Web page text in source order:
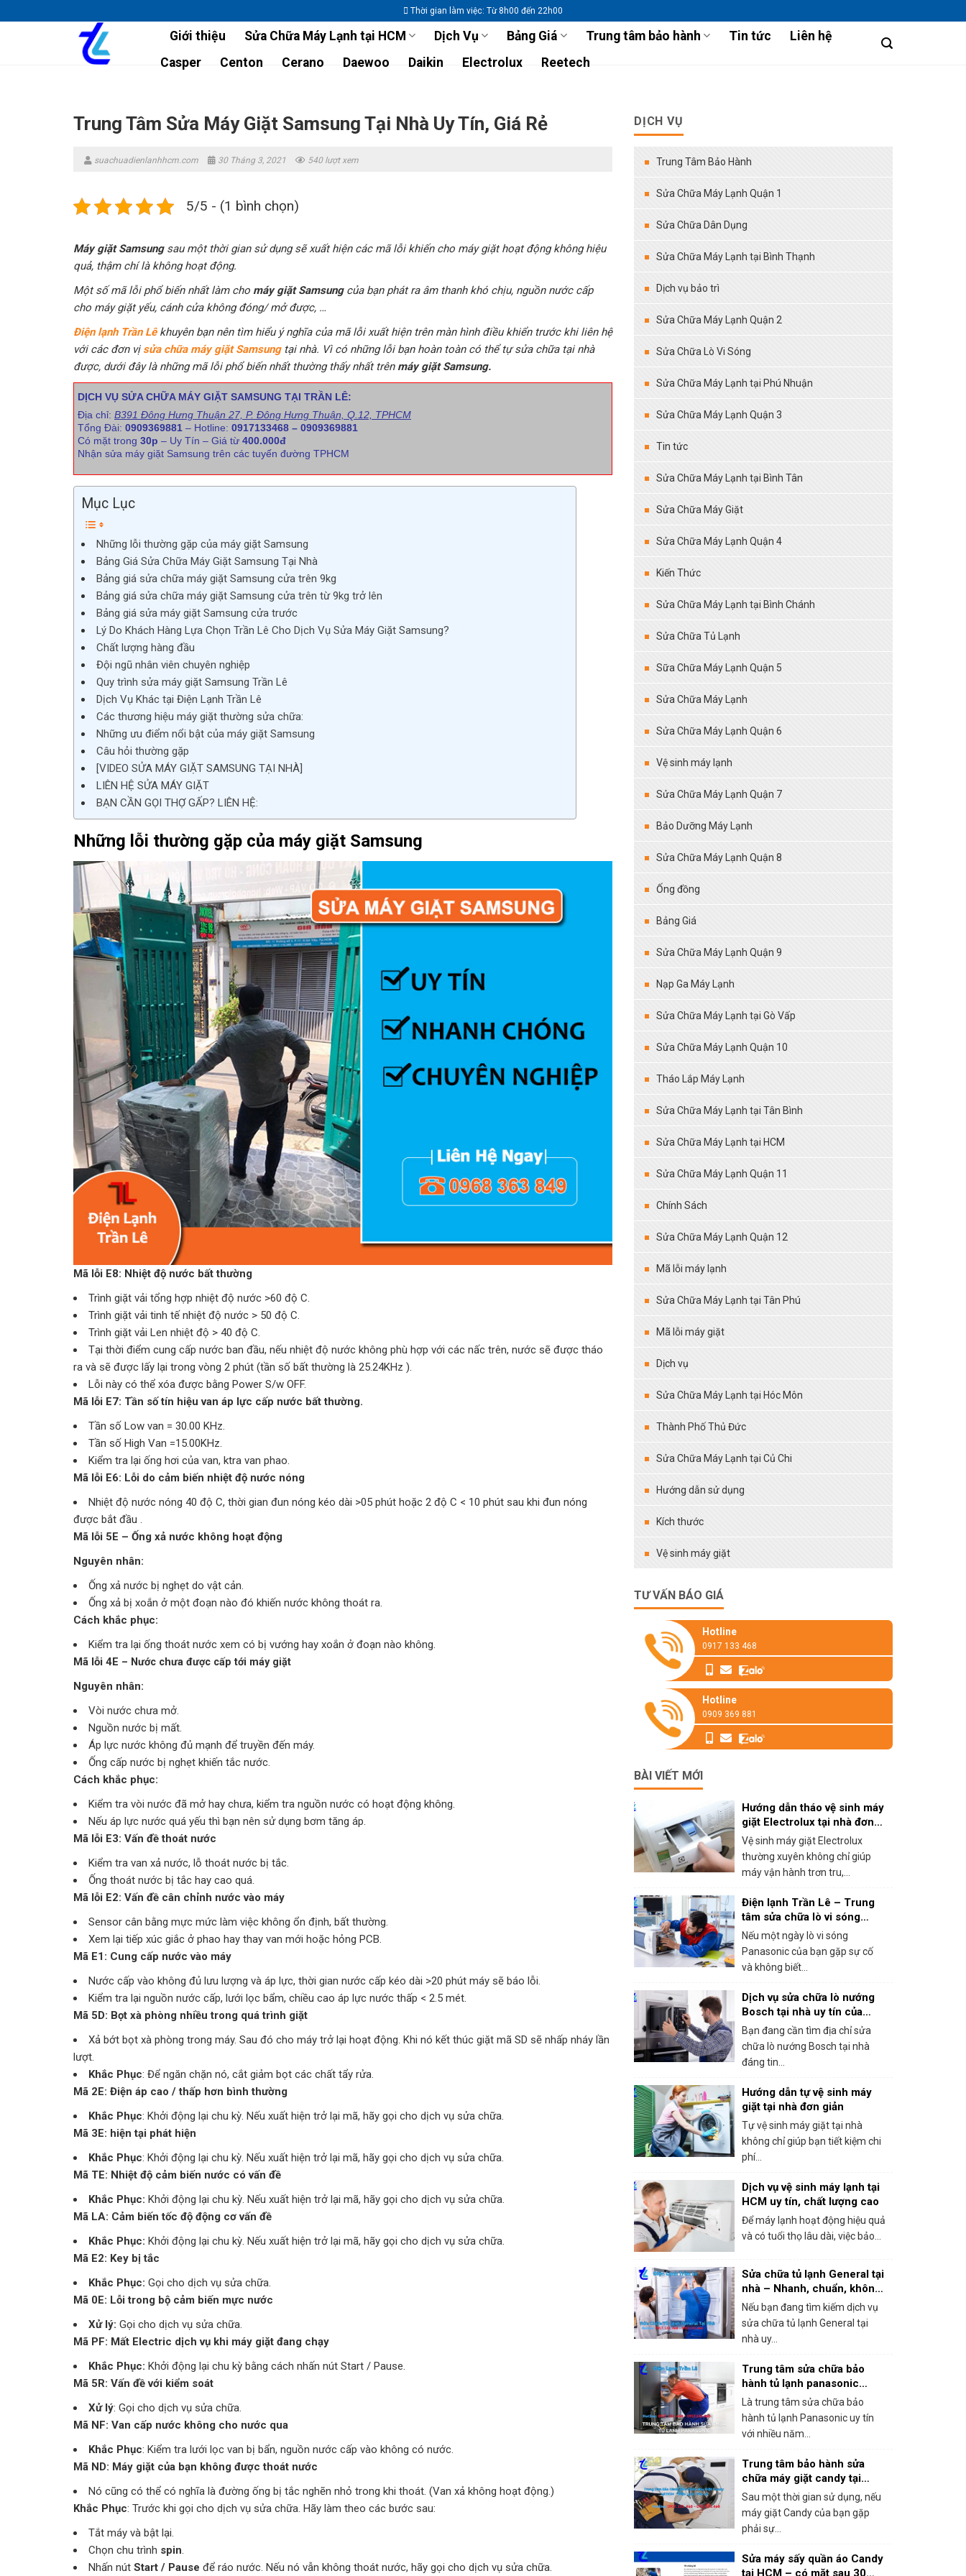
to
Thời gian làm việc: Từ 8h00 đến 22h00
Giới thiệu Sửa Chữa Máy Lạnh tại HCM Dịch Vụ Bảng Giá Trung tâm bảo hành Tin tức
Liên hệ
Casper
Centon Cerano Daewoo Daikin Electrolux Reetech
Trung Tâm Sửa Máy Giặt Samsung Tại Nhà Uy Tín, Giá Rẻ
suachuadienlanhhcm.com 30 Tháng 3, 2021 540 lượt xem
5/5 - (1 bình chọn)
Máy giặt Samsungsau một thời gian sử dụng sẽ xuất hiện các mã lỗi khiến cho máy giặt hoạt động không hiệu
quả, thậm chí là không hoạt động.
Một số mã lỗi phổ biến nhất làm cho máy giặt Samsungcủa bạn phát ra âm thanh khó chịu, nguồn nước cấp
cho máy giặt yếu, cánh cửa không đóng/ mở được, …
Điện lạnh Trần Lêkhuyên bạn nên tìm hiểu ý nghĩa của mã lỗi xuất hiện trên màn hình điều khiển trước khi liên hệ
với các đơn vị sửa chữa máy giặt Samsungtại nhà. Vì có những lỗi bạn hoàn toàn có thể tự sửa chữa tại nhà
được, dưới đây là những mã lỗi phổ biến nhất thường thấy nhất trên máy giặt Samsung.
DỊCH VỤ SỬA CHỮA MÁY GIẶT SAMSUNG TẠI TRẦN LÊ:
Địa chỉ: B391 Đông Hưng Thuận 27, P. Đông Hưng Thuận, Q.12, TPHCM
Tổng Đài: 0909369881 – Hotline: 0917133468 – 0909369881
Có mặt trong 30p – Uy Tín – Giá từ 400.000đ
Nhận sửa máy giặt Samsung trên các tuyến đường TPHCM
Mục Lục
Những lỗi thường gặp của máy giặt Samsung
Bảng Giá Sửa Chữa Máy Giặt Samsung Tại Nhà
Bảng giá sửa chữa máy giặt Samsung cửa trên 9kg
Bảng giá sửa chữa máy giặt Samsung cửa trên từ 9kg trở lên
Bảng giá sửa máy giặt Samsung cửa trước
Lý Do Khách Hàng Lựa Chọn Trần Lê Cho Dịch Vụ Sửa Máy Giặt Samsung?
Chất lượng hàng đầu
Đội ngũ nhân viên chuyên nghiệp
Quy trình sửa máy giặt Samsung Trần Lê
Dịch Vụ Khác tại Điện Lạnh Trần Lê
Các thương hiệu máy giặt thường sửa chữa:
Những ưu điểm nổi bật của máy giặt Samsung
Câu hỏi thường gặp
[VIDEO SỬA MÁY GIẶT SAMSUNG TẠI NHÀ]
LIÊN HỆ SỬA MÁY GIẶT
BẠN CẦN GỌI THỢ GẤP? LIÊN HỆ:
Những lỗi thường gặp của máy giặt Samsung
Mã lỗi E8: Nhiệt độ nước bất thường
Trình giặt vải tổng hợp nhiệt độ nước >60 độ C.
Trình giặt vải tinh tế nhiệt độ nước > 50 độ C.
Trình giặt vải Len nhiệt độ > 40 độ C.
Tại thời điểm cung cấp nước ban đầu, nếu nhiệt độ nước không phù hợp với các nấc trên, nước sẽ được tháo
ra và sẽ được lấy lại trong vòng 2 phút (tần số bất thường là 25.24KHz ).
Lỗi này có thể xóa được bằng Power S/w OFF.
Mã lỗi E7: Tần số tín hiệu van áp lực cấp nước bất thường.
Tần số Low van = 30.00 KHz.
Tần số High Van =15.00KHz.
Kiểm tra lại ống hơi của van, ktra van phao.
Mã lỗi E6: Lỗi do cảm biến nhiệt độ nước nóng
Nhiệt độ nước nóng 40 độ C, thời gian đun nóng kéo dài >05 phút hoặc 2 độ C < 10 phút sau khi đun nóng
được bắt đầu .
Mã lỗi 5E – Ống xả nước không hoạt động
Nguyên nhân:
Ống xả nước bị nghẹt do vật cản.
Ống xả bị xoắn ở một đoạn nào đó khiến nước không thoát ra.
Cách khắc phục:
Kiểm tra lại ống thoát nước xem có bị vướng hay xoắn ở đoạn nào không.
Mã lỗi 4E – Nước chưa được cấp tới máy giặt
Nguyên nhân:
Vòi nước chưa mở.
Nguồn nước bị mất.
Áp lực nước không đủ mạnh để truyền đến máy.
Ống cấp nước bị nghẹt khiến tắc nước.
Cách khắc phục:
Kiểm tra vòi nước đã mở hay chưa, kiểm tra nguồn nước có hoạt động không.
Nếu áp lực nước quá yếu thì bạn nên sử dụng bơm tăng áp.
Mã lỗi E3: Vấn đề thoát nước
Kiểm tra van xả nước, lỗ thoát nước bị tắc.
Ống thoát nước bị tắc hay cao quá.
Mã lỗi E2: Vấn đề cân chỉnh nước vào máy
Sensor cân bằng mực mức làm việc không ổn định, bất thường.
Xem lại tiếp xúc giắc ở phao hay thay van mới hoặc hỏng PCB.
Mã E1: Cung cấp nước vào máy
Nước cấp vào không đủ lưu lượng và áp lực, thời gian nước cấp kéo dài >20 phút máy sẽ báo lỗi.
Kiểm tra lại nguồn nước cấp, lưới lọc bẩm, chiều cao áp lực nước thấp < 2.5 mét.
Mã 5D: Bọt xà phòng nhiều trong quá trình giặt
Xả bớt bọt xà phòng trong máy. Sau đó cho máy trở lại hoạt động. Khi nó kết thúc giặt mã SD sẽ nhấp nháy lần
lượt.
Khắc Phục: Để ngăn chặn nó, cắt giảm bọt các chất tẩy rửa.
Mã 2E: Điện áp cao / thấp hơn bình thường
Khắc Phục: Khởi động lại chu kỳ. Nếu xuất hiện trở lại mã, hãy gọi cho dịch vụ sửa chữa.
Mã 3E: hiện tại phát hiện
Khắc Phục: Khởi động lại chu kỳ. Nếu xuất hiện trở lại mã, hãy gọi cho dịch vụ sửa chữa.
Mã TE: Nhiệt độ cảm biến nước có vấn đề
Khắc Phục: Khởi động lại chu kỳ. Nếu xuất hiện trở lại mã, hãy gọi cho dịch vụ sửa chữa.
Mã LA: Cảm biến tốc độ động cơ vấn đề
Khắc Phục: Khởi động lại chu kỳ. Nếu xuất hiện trở lại mã, hãy gọi cho dịch vụ sửa chữa.
Mã E2: Key bị tắc
Khắc Phục: Gọi cho dịch vụ sửa chữa.
Mã 0E: Lỗi trong bộ cảm biến mực nước
Xử lý: Gọi cho dịch vụ sửa chữa.
Mã PF: Mất Electric dịch vụ khi máy giặt đang chạy
Khắc Phục: Khởi động lại chu kỳ bằng cách nhấn nút Start / Pause.
Mã 5R: Vấn đề với kiểm soát
Xử lý: Gọi cho dịch vụ sửa chữa.
Mã NF: Van cấp nước không cho nước qua
Khắc Phục: Kiểm tra lưới lọc van bị bẩn, nguồn nước cấp vào không có nước.
Mã ND: Máy giặt của bạn không được thoát nước
Nó cũng có thể có nghĩa là đường ống bị tắc nghẽn nhỏ trong khi thoát. (Van xả không hoạt động.)
Khắc Phục: Trước khi gọi cho dịch vụ sửa chữa. Hãy làm theo các bước sau:
Tắt máy và bật lại.
Chọn chu trình spin.
Nhấn nút Start / Pause để ráo nước. Nếu nó vẫn không thoát nước, hãy gọi cho dịch vụ sửa chữa.
DỊCH VỤ
Trung Tâm Bảo Hành
Sửa Chữa Máy Lạnh Quận 1
Sửa Chữa Dân Dụng
Sửa Chữa Máy Lạnh tại Bình Thạnh
Dịch vụ bảo trì
Sửa Chữa Máy Lạnh Quận 2
Sửa Chữa Lò Vi Sóng
Sửa Chữa Máy Lạnh tại Phú Nhuận
Sửa Chữa Máy Lạnh Quận 3
Tin tức
Sửa Chữa Máy Lạnh tại Bình Tân
Sửa Chữa Máy Giặt
Sửa Chữa Máy Lạnh Quận 4
Kiến Thức
Sửa Chữa Máy Lạnh tại Bình Chánh
Sửa Chữa Tủ Lạnh
Sữa Chữa Máy Lạnh Quận 5
Sửa Chữa Máy Lạnh
Sửa Chữa Máy Lạnh Quận 6
Vệ sinh máy lạnh
Sửa Chữa Máy Lạnh Quận 7
Bảo Dưỡng Máy Lạnh
Sửa Chữa Máy Lạnh Quận 8
Ống đồng
Bảng Giá
Sửa Chữa Máy Lạnh Quận 9
Nạp Ga Máy Lạnh
Sửa Chữa Máy Lạnh tại Gò Vấp
Sửa Chữa Máy Lạnh Quận 10
Tháo Lắp Máy Lạnh
Sửa Chữa Máy Lạnh tại Tân Bình
Sửa Chữa Máy Lạnh tại HCM
Sửa Chữa Máy Lạnh Quận 11
Chính Sách
Sửa Chữa Máy Lạnh Quận 12
Mã lỗi máy lạnh
Sửa Chữa Máy Lạnh tại Tân Phú
Mã lỗi máy giặt
Dịch vụ
Sửa Chữa Máy Lạnh tại Hóc Môn
Thành Phố Thủ Đức
Sửa Chữa Máy Lạnh tại Củ Chi
Hướng dẫn sử dụng
Kích thước
Vệ sinh máy giặt
TƯ VẤN BÁO GIÁ
Hotline
0917 133 468
Hotline
0909 369 881
BÀI VIẾT MỚI
Hướng dẫn tháo vệ sinh máy
giặt Electrolux tại nhà đơn
giản
Vệ sinh máy giặt Electrolux
thường xuyên không chỉ giúp
máy vận hành trơn tru,...
Điện lạnh Trần Lê – Trung
tâm sửa chữa lò vi sóng
panasonic tại HCM
Nếu một ngày lò vi sóng
Panasonic của bạn gặp sự cố
và không biết...
Dịch vụ sửa chữa lò nướng
Bosch tại nhà uy tín của
trung tâm bảo hành Bosch
tại HCM
Bạn đang cần tìm địa chỉ sửa
chữa lò nướng Bosch tại nhà
đáng tin...
Hướng dẫn tự vệ sinh máy
giặt tại nhà đơn giản
Tự vệ sinh máy giặt tại nhà
không chỉ giúp bạn tiết kiệm chi
phí...
Dịch vụ vệ sinh máy lạnh tại
HCM uy tín, chất lượng cao
Để máy lạnh hoạt động hiệu quả
và có tuổi thọ lâu dài, việc bảo...
Sửa chữa tủ lạnh General tại
nhà – Nhanh, chuẩn, không
chặt chém!
Nếu bạn đang tìm kiếm dịch vụ
sửa chữa tủ lạnh General tại
nhà uy...
Trung tâm sửa chữa bảo
hành tủ lạnh panasonic
khắc phục mọi sự cố trong 1
lần gọi
Là trung tâm sửa chữa bảo
hành tủ lạnh Panasonic uy tín
với nhiều năm...
Trung tâm bảo hành sửa
chữa máy giặt candy tại
HCM – Giá rẻ, bắt lỗi chính
xác 100%
Sau một thời gian sử dụng, nếu
máy giặt Candy của bạn gặp
phải sự...
Sửa máy sấy quần áo Candy
tại HCM – có mặt sau 30